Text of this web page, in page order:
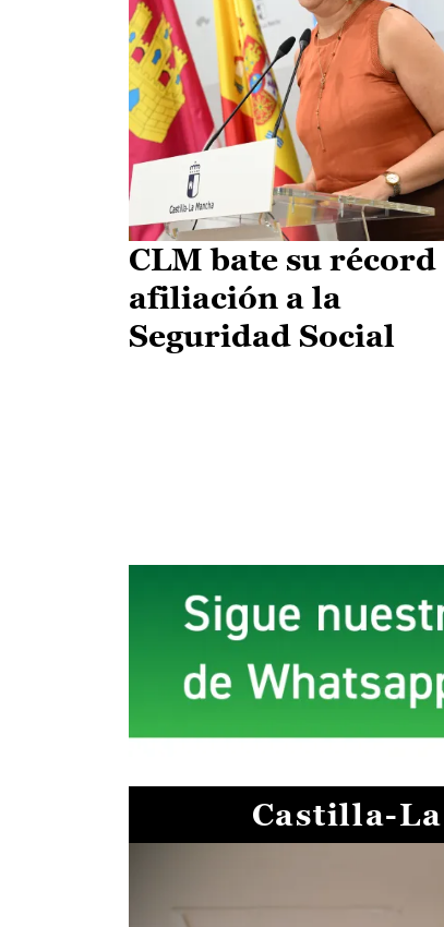
CLM bate su récord
afiliación a la
Seguridad Social
Castilla-